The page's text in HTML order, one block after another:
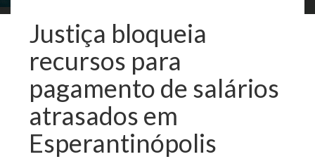
Justiça bloqueia
recursos para
pagamento de salários
atrasados em
Esperantinópolis